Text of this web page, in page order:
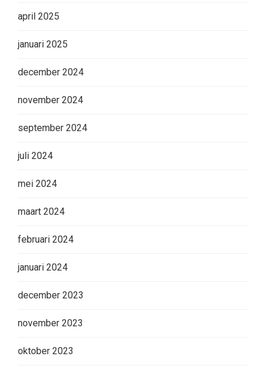
april 2025
januari 2025
december 2024
november 2024
september 2024
juli 2024
mei 2024
maart 2024
februari 2024
januari 2024
december 2023
november 2023
oktober 2023